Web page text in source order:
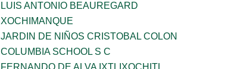
LUIS ANTONIO BEAUREGARD
XOCHIMANQUE
JARDIN DE NIÑOS CRISTOBAL COLON
COLUMBIA SCHOOL S C